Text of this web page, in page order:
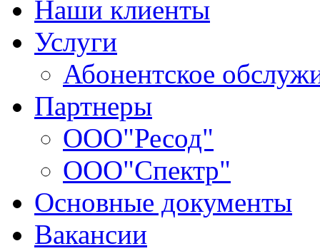
Наши клиенты
Услуги
Абонентское
Партнеры
ООО"Ресод"
ООО"Спектр"
Основные документы
Вакансии